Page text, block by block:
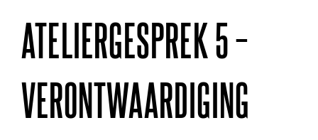
ATELIERGESPREK 5 –
VERONTWAARDIGING